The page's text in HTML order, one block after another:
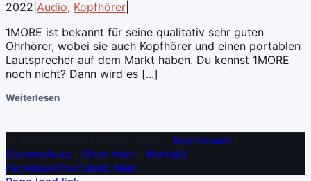
2022 Audio, Kopfhörer
1MORE ist bekannt für seine qualitativ sehr guten
Ohrhörer, wobei sie auch Kopfhörer und einen portablen
Lautsprecher auf dem Markt haben. Du kennst 1MORE
noch nicht? Dann wird es [...]
Weiterlesen
Impressum
Datenschutz
Über mich Kontakt
FacebookYouTubeE-Mail